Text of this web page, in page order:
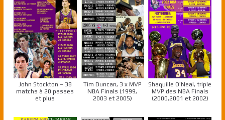
John Stockton – 38
matchs à 20 passes
et plus
Tim Duncan, 3 x MVP
NBA Finals (1999,
2003 et 2005)
Shaquille O’Neal, triple
MVP des NBA Finals
(2000,2001 et 2002)